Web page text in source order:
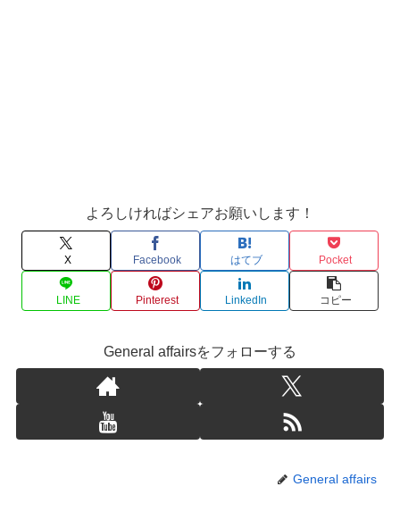
よろしければシェアお願いします！
X Facebook はてブ Pocket
LINE Pinterest LinkedIn コピー
General affairsをフォローする
General affairs